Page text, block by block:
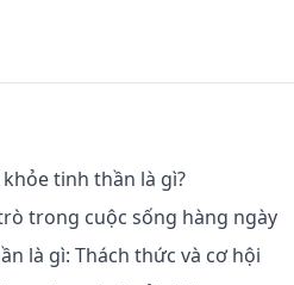
tinh thần là gì?
trong cuộc sống hàng ngày
là gì: Thách thức và cơ hội